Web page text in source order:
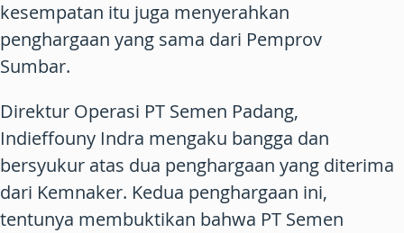
kesempatan itu juga menyerahkan
penghargaan yang sama dari Pemprov
Sumbar.
Direktur Operasi PT Semen Padang,
Indieffouny Indra mengaku bangga dan
bersyukur atas dua penghargaan yang diterima
dari Kemnaker. Kedua penghargaan ini,
tentunya membuktikan bahwa PT Semen